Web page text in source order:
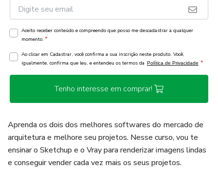
Aceito receber conteúdo e compreendo que posso me descadastrar a qualquer
momento. *
Ao clicar em Cadastrar, você confirma a sua inscrição neste produto. Você,
igualmente, confirma que leu, e entendeu os termos da Política de Privacidade *
Tenho interesse em comprar!
Aprenda os dois dos melhores softwares do mercado de
arquitetura e melhore seu projetos. Nesse curso, vou te
ensinar o Sketchup e o Vray para renderizar imagens lindas
e conseguir vender cada vez mais os seus projetos.